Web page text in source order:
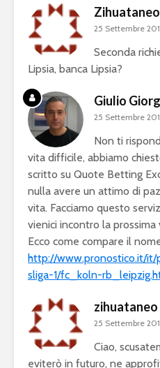
Zihuataneo
25 Settembre
Seconda
Lipsia, banca Lipsia?
Giulio
25 Settembre
Non ti
vita difficile, abbiamo
scritto su Quote Betting
nulla avere un attimo di
vita. Facciamo questo
vienici incontro la prossima
Ecco come compare il
http://www.pronostico.it/it/
sliga-1/fc_koln-
zihuataneo
25 Settembre
Ciao,
eviterò in futuro, ne